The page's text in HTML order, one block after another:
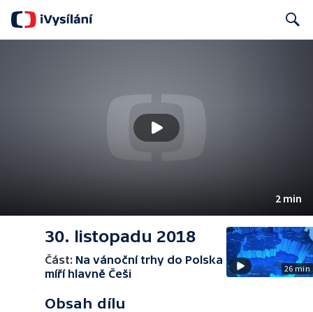
2 min
30. listopadu 2018
Část: Na vánoční trhy do Polska
míří hlavně Češi
Obsah dílu
26 min